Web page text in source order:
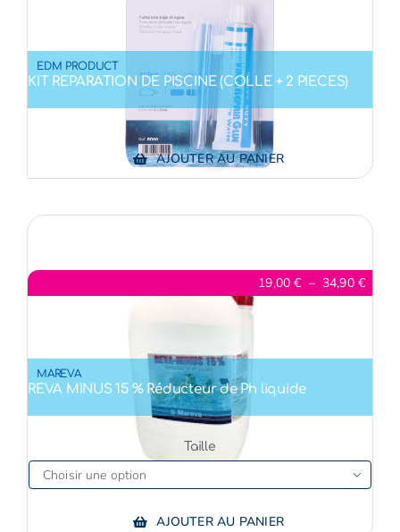
EDM PRODUCT
KIT REPARATION DE PISCINE (COLLE + 2 PIECES)
AJOUTER AU PANIER
19,00€ – 34,90 €Plage
de
MAREVA
REVA MINUS 15 % Réducteur de Ph liquide
Taille

AJOUTER AU PANIER